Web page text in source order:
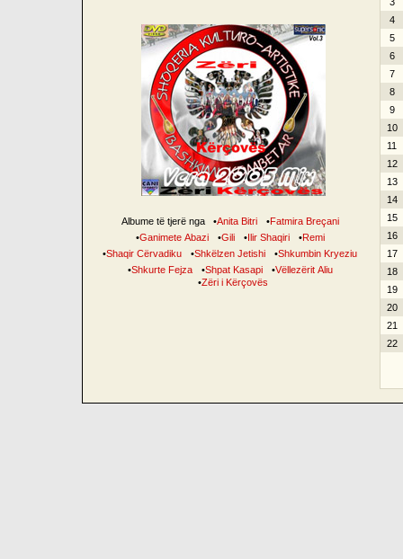
Albume të tjerë nga •Anita Bitri •Fatmira Breçani
•Ganimete Abazi •Gili •Ilir Shaqiri •Remi
•Shaqir Cërvadiku •Shkëlzen Jetishi •Shkumbin Kryeziu
•Shkurte Fejza •Shpat Kasapi •Vëllezërit Aliu
•Zëri i Kërçovës
4
5
6
7
8
9
10
11
12
13
14
15
16
17
18
19
20
21
22